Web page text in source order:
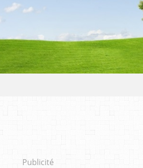
Publicité